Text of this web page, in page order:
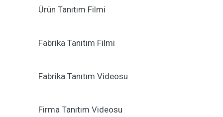
Ürün Tanıtım Filmi
Fabrika Tanıtım Filmi
Fabrika Tanıtım Videosu
Firma Tanıtım Videosu